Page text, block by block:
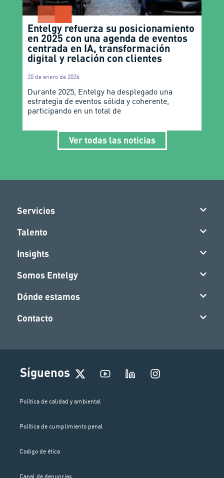
Entelgy refuerza su posicionamiento
en 2025 con una agenda de eventos
centrada en IA, transformación
digital y relación con clientes
20 de enero de 2026
Durante 2025, Entelgy ha desplegado una
estrategia de eventos sólida y coherente,
participando en un total de
Ver todas las noticias
Servicios
Talento
Insights
Somos Entelgy
Dónde estamos
Contacto
Síguenos
I
n
Política de calidad y ambiental
Política de cumplimiento penal
Codigo de ética
Canal de denuncias